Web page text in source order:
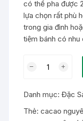
có thể pha được
lựa chọn rất phù
trong gia đình
tiệm bánh có nhu
250g
số
Danh mục:Đặc
Thẻ:cacao